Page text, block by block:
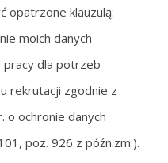
opatrzone klauzulą:
moich danych
dla potrzeb
rekrutacji zgodnie z
o ochronie danych
poz. 926 z późn.zm.).